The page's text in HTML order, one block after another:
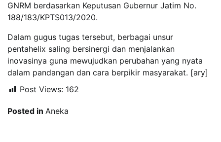
GNRM berdasarkan Keputusan Gubernur Jatim No.
188/183/KPTS013/2020.
Dalam gugus tugas tersebut, berbagai unsur
pentahelix saling bersinergi dan menjalankan
inovasinya guna mewujudkan perubahan yang nyata
dalam pandangan dan cara berpikir masyarakat. [ary]
Post Views: 162
Posted in Aneka